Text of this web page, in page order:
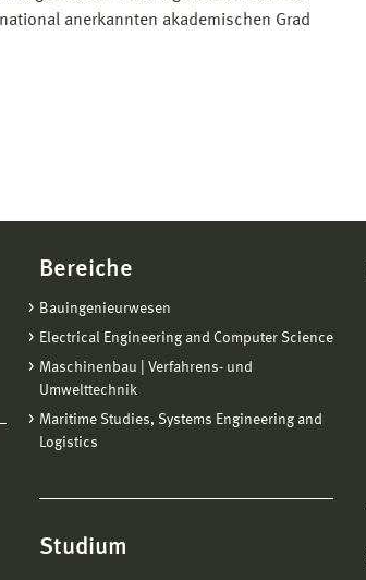
anerkannten akademischen Grad
Bereiche
Bauingenieurwesen
Electrical Engineering and Computer Science
Maschinenbau | Verfahrens- und
Umwelttechnik
Maritime Studies, Systems Engineering and
Logistics
Studium